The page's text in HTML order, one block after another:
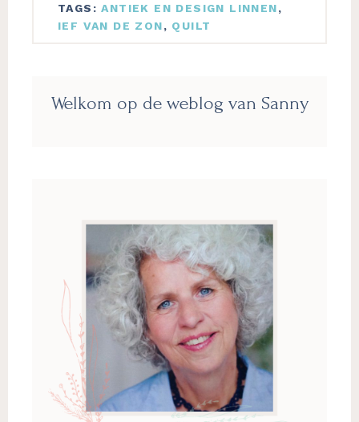
TAGS:ANTIEK EN DESIGN LINNEN,
IEF VAN DE ZON, QUILT
Sidebar
Welkom op de weblog van Sanny